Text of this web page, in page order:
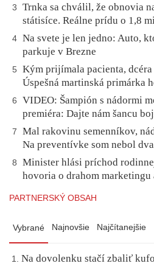
3
Trnka sa chválil, že obnovia
státisíce. Reálne prídu o 1,8
4 Na svete je len jedno: Auto,
parkuje v Brezne
5
Kým prijímala pacienta,
Úspešná martinská primárka
6
VIDEO: Šampión s nádormi
premiéra: Dajte nám šancu
7
Mal rakovinu semenníkov,
Na preventívke som nebol
8
Minister hlási príchod
hovoria o drahom
PARTNERSKÝ OBSAH
Vybrané Najnovšie Najčítanejšie
Na dovolenku stačí zbaliť